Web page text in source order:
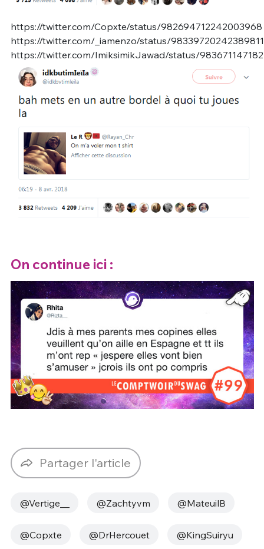
https://twitter.com/Copxte/status/982694712242003968
https://twitter.com/_iamenzo/status/
https://twitter.com/ImiksimikJawad/status/
On continue ici :
Partager l'article
@Vertige__ @Zachtyvm @MateuilB
@Copxte @DrHercouet @KingSuiryu